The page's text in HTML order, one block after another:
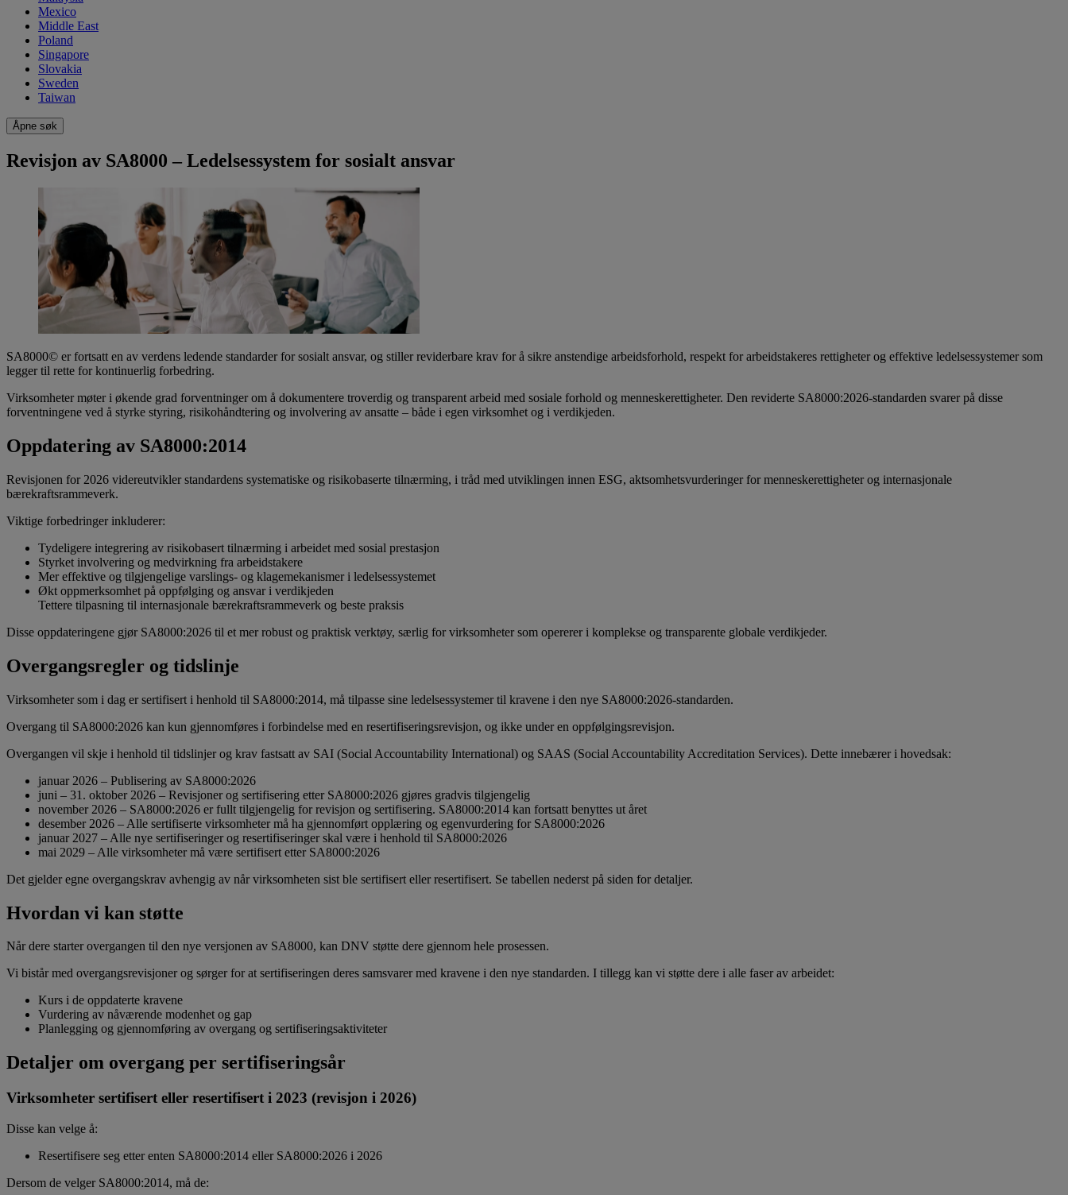
Mexico
Middle East
Poland
Singapore
Slovakia
Sweden
Taiwan
Åpne søk
Revisjon av SA8000 – Ledelsessystem for sosialt ansvar
SA8000© er fortsatt en av verdens ledende standarder for sosialt ansvar, og stiller reviderbare krav for å sikre anstendige arbeidsforhold, respekt for arbeidstakeres rettigheter og effektive ledelsessystemer som
legger til rette for kontinuerlig forbedring.
Virksomheter møter i økende grad forventninger om å dokumentere troverdig og transparent arbeid med sosiale forhold og menneskerettigheter. Den reviderte SA8000:2026-standarden svarer på disse
forventningene ved å styrke styring, risikohåndtering og involvering av ansatte – både i egen virksomhet og i verdikjeden.
Oppdatering av SA8000:2014
Revisjonen for 2026 videreutvikler standardens systematiske og risikobaserte tilnærming, i tråd med utviklingen innen ESG, aktsomhetsvurderinger for menneskerettigheter og internasjonale
bærekraftsrammeverk.
Viktige forbedringer inkluderer:
Tydeligere integrering av risikobasert tilnærming i arbeidet med sosial prestasjon
Styrket involvering og medvirkning fra arbeidstakere
Mer effektive og tilgjengelige varslings- og klagemekanismer i ledelsessystemet
Økt oppmerksomhet på oppfølging og ansvar i verdikjeden
Tettere tilpasning til internasjonale bærekraftsrammeverk og beste praksis
Disse oppdateringene gjør SA8000:2026 til et mer robust og praktisk verktøy, særlig for virksomheter som opererer i komplekse og transparente globale verdikjeder.
Overgangsregler og tidslinje
Virksomheter som i dag er sertifisert i henhold til SA8000:2014, må tilpasse sine ledelsessystemer til kravene i den nye SA8000:2026-standarden.
Overgang til SA8000:2026 kan kun gjennomføres i forbindelse med en resertifiseringsrevisjon, og ikke under en oppfølgingsrevisjon.
Overgangen vil skje i henhold til tidslinjer og krav fastsatt av SAI (Social Accountability International) og SAAS (Social Accountability Accreditation Services). Dette innebærer i hovedsak:
januar 2026 – Publisering av SA8000:2026
juni – 31. oktober 2026 – Revisjoner og sertifisering etter SA8000:2026 gjøres gradvis tilgjengelig
november 2026 – SA8000:2026 er fullt tilgjengelig for revisjon og sertifisering. SA8000:2014 kan fortsatt benyttes ut året
desember 2026 – Alle sertifiserte virksomheter må ha gjennomført opplæring og egenvurdering for SA8000:2026
januar 2027 – Alle nye sertifiseringer og resertifiseringer skal være i henhold til SA8000:2026
mai 2029 – Alle virksomheter må være sertifisert etter SA8000:2026
Det gjelder egne overgangskrav avhengig av når virksomheten sist ble sertifisert eller resertifisert. Se tabellen nederst på siden for detaljer.
Hvordan vi kan støtte
Når dere starter overgangen til den nye versjonen av SA8000, kan DNV støtte dere gjennom hele prosessen.
Vi bistår med overgangsrevisjoner og sørger for at sertifiseringen deres samsvarer med kravene i den nye standarden. I tillegg kan vi støtte dere i alle faser av arbeidet:
Kurs i de oppdaterte kravene
Vurdering av nåværende modenhet og gap
Planlegging og gjennomføring av overgang og sertifiseringsaktiviteter
Detaljer om overgang per sertifiseringsår
Virksomheter sertifisert eller resertifisert i 2023 (revisjon i 2026)
Disse kan velge å:
Resertifisere seg etter enten SA8000:2014 eller SA8000:2026 i 2026
Dersom de velger SA8000:2014, må de: